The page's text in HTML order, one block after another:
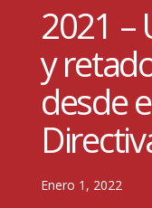
2021 –
y
desde
Enero 1, 2022